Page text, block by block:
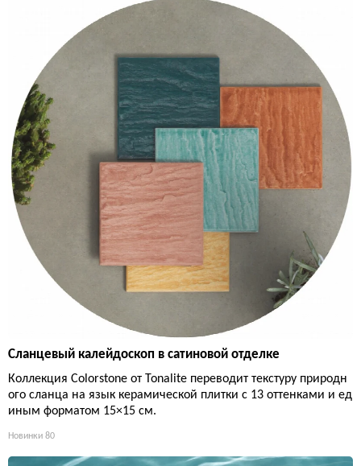
Сланцевый калейдоскоп в сатиновой отделке
Коллекция Colorstone от Tonalite переводит текстуру природн
ого сланца на язык керамической плитки с 13 оттенками и ед
иным форматом 15×15 см.
Новинки 80